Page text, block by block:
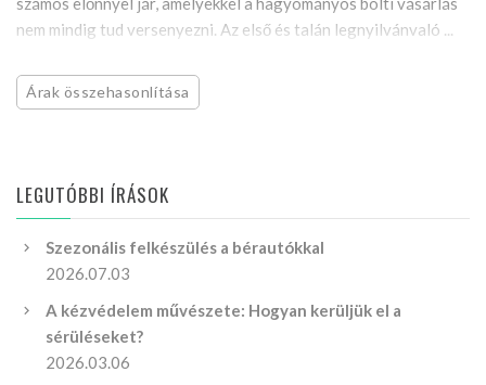
nem mindig tud versenyezni. Az első és talán legnyilvánvaló ...
Árak összehasonlítása
LEGUTÓBBI ÍRÁSOK
Szezonális felkészülés a bérautókkal
2026.07.03
A kézvédelem művészete: Hogyan kerüljük el a
sérüléseket?
2026.03.06